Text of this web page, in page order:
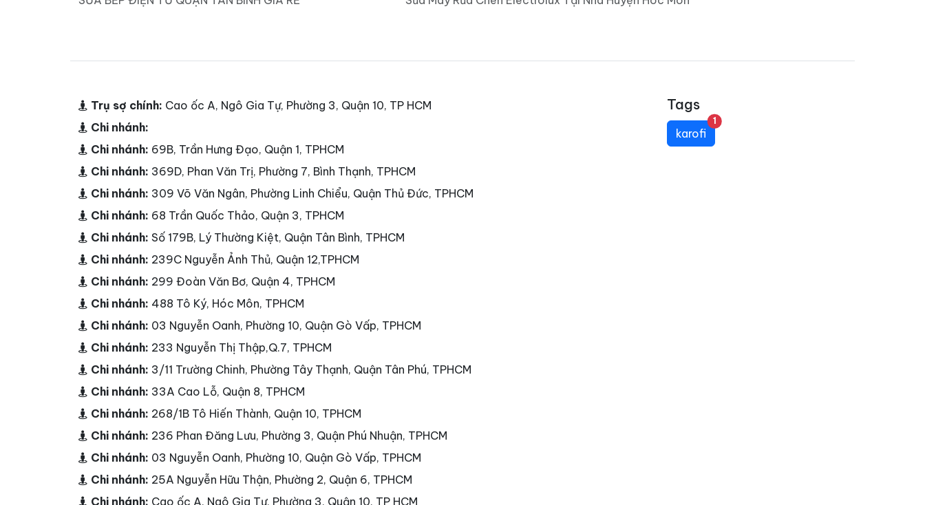
Trụ sợ chính: Cao ốc A, Ngô Gia Tự, Phường 3, Quận 10, TP HCM
Chi nhánh:
Chi nhánh: 69B, Trần Hưng Đạo, Quận 1, TPHCM
Chi nhánh: 369D, Phan Văn Trị, Phường 7, Bình Thạnh, TPHCM
Chi nhánh: 309 Võ Văn Ngân, Phường Linh Chiểu, Quận Thủ Đức, TPHCM
Chi nhánh: 68 Trần Quốc Thảo, Quận 3, TPHCM
Chi nhánh: Số 179B, Lý Thường Kiệt, Quận Tân Bình, TPHCM
Chi nhánh: 239C Nguyễn Ảnh Thủ, Quận 12,TPHCM
Chi nhánh: 299 Đoàn Văn Bơ, Quận 4, TPHCM
Chi nhánh: 488 Tô Ký, Hóc Môn, TPHCM
Chi nhánh: 03 Nguyễn Oanh, Phường 10, Quận Gò Vấp, TPHCM
Chi nhánh: 233 Nguyễn Thị Thập,Q.7, TPHCM
Chi nhánh: 3/11 Trường Chinh, Phường Tây Thạnh, Quận Tân Phú, TPHCM
Chi nhánh: 33A Cao Lỗ, Quận 8, TPHCM
Chi nhánh: 268/1B Tô Hiến Thành, Quận 10, TPHCM
Chi nhánh: 236 Phan Đăng Lưu, Phường 3, Quận Phú Nhuận, TPHCM
Chi nhánh: 03 Nguyễn Oanh, Phường 10, Quận Gò Vấp, TPHCM
Chi nhánh: 25A Nguyễn Hữu Thận, Phường 2, Quận 6, TPHCM
Chi nhánh: Cao ốc A, Ngô Gia Tự, Phường 3, Quận 10, TP HCM
Tags
karofi
1unread messages